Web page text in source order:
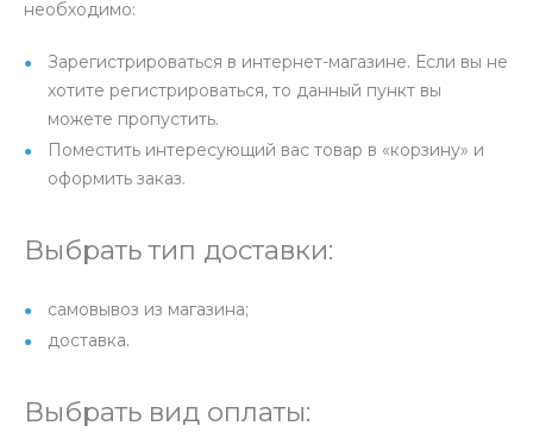
необходимо:
Зарегистрироваться в интернет-магазине. Если вы не
хотите регистрироваться, то данный пункт вы
можете пропустить.
Поместить интересующий вас товар в «корзину» и
оформить заказ.
Выбрать тип доставки:
самовывоз из магазина;
доставка.
Выбрать вид оплаты: